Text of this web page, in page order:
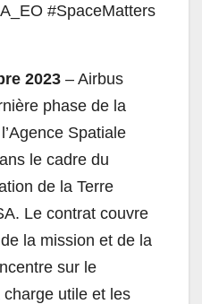
#SpaceMatters
2023 – Airbus
phase de la
Spatiale
le cadre du
de la Terre
Le contrat couvre
la mission et de la
sur le
utile et les